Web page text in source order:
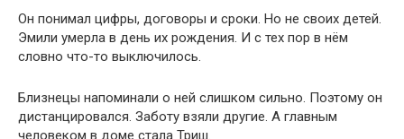
Он понимал цифры, договоры и сроки. Но не своих детей.
Эмили умерла в день их рождения. И с тех пор в нём
словно что-то выключилось.
Близнецы напоминали о ней слишком сильно. Поэтому он
дистанцировался. Заботу взяли другие. А главным
человеком в доме стала Триш.